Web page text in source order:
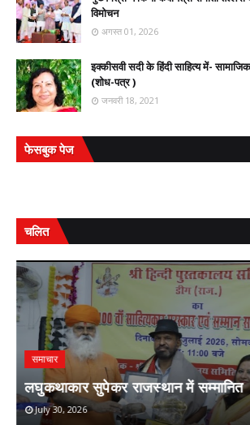
विमोचन
अगस्त 01, 2026
इक्कीसवी सदी के हिंदी साहित्य में-
(शोध-पत्र )
जनवरी 18, 2021
फेसबुक पेज
चलित
समाचार
लघुकथाकार सुपेकर राजस्थान में सम्मानित
July 30, 2026